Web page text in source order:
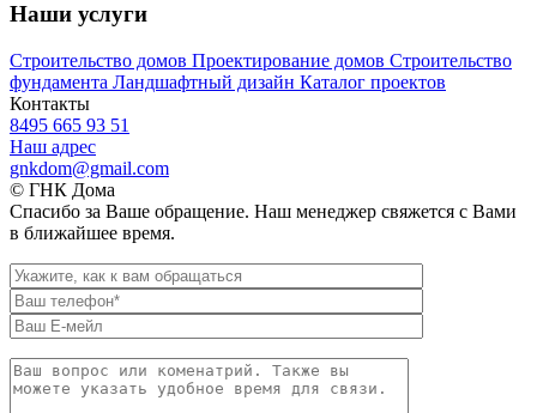
Наши услуги
Строительство домов Проектирование домов Строительство
фундамента Ландшафтный дизайн Каталог проектов
Контакты
8495 665 93 51
Наш адрес
gnkdom@gmail.com
© ГНК Дома
Спасибо за Ваше обращение. Наш менеджер свяжется с Вами
в ближайшее время.